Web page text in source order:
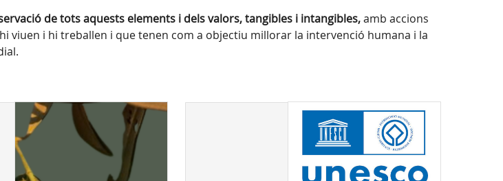
de tots aquests elements i dels valors, tangibles i intangibles,amb accions
viuen i hi treballen i que tenen com a objectiu millorar la intervenció humana i la